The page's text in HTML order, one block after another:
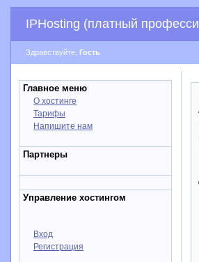
IPHosting (платный
Здравствуйте, Гость
Главное меню
О хостинге
Тарифы
Напишите нам
Партнеры
Управление хостингом
Вход
Регистрация